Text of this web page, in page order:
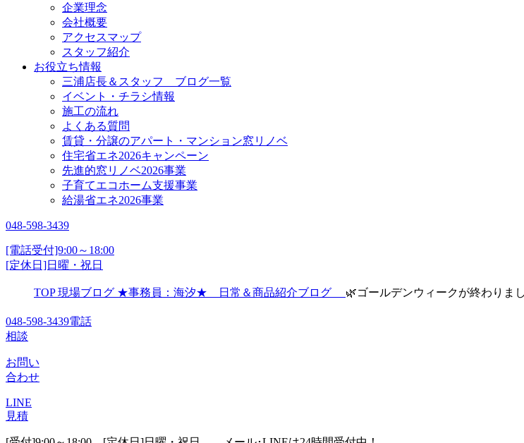
企業理念
会社概要
アクセスマップ
スタッフ紹介
お役立ち情報
三浦店長＆スタッフ ブログ一覧
イベント・チラシ情報
施工の流れ
よくある質問
賃貸・分譲のアパート・マンション窓リノベ
住宅省エネ2026キャンペーン
先進的窓リノベ2026事業
子育てエコホーム支援事業
給湯省エネ2026事業
048-598-3439
[電話受付]9:00～18:00
[定休日]日曜・祝日
TOP 現場ブログ ★事務員：海汐★ 日常＆商品紹介ブログ 🌿ゴールデンウィークが終わりま
048-598-3439電話
相談
お問い
合わせ
LINE
見積